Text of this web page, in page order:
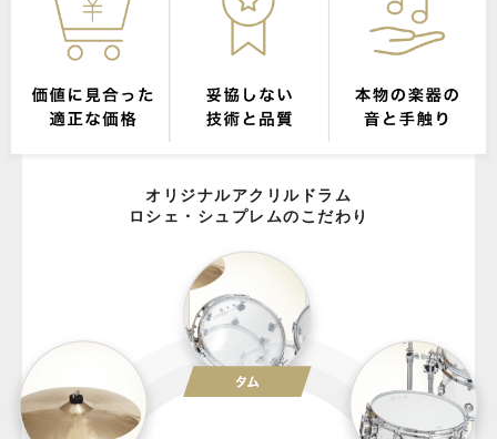
オリジナルアクリルドラム
ロシェ・シュプレムのこだわり